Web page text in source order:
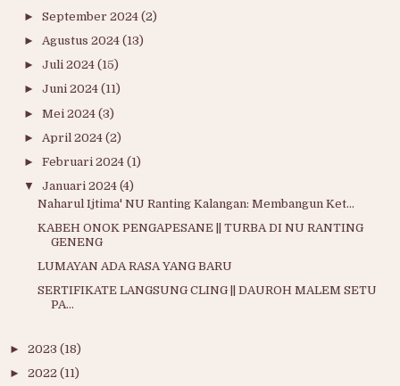
► September 2024 (2)
► Agustus 2024 (13)
► Juli 2024 (15)
► Juni 2024 (11)
► Mei 2024 (3)
► April 2024 (2)
► Februari 2024 (1)
▼ Januari 2024 (4)
Naharul Ijtima' NU Ranting Kalangan: Membangun Ket...
KABEH ONOK PENGAPESANE || TURBA DI NU RANTING
GENENG
LUMAYAN ADA RASA YANG BARU
SERTIFIKATE LANGSUNG CLING || DAUROH MALEM SETU
PA...
► 2023 (18)
► 2022 (11)